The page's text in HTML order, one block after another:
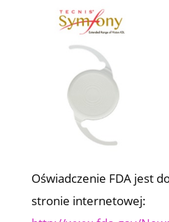
Oświadczenie FDA jest
stronie internetowej: